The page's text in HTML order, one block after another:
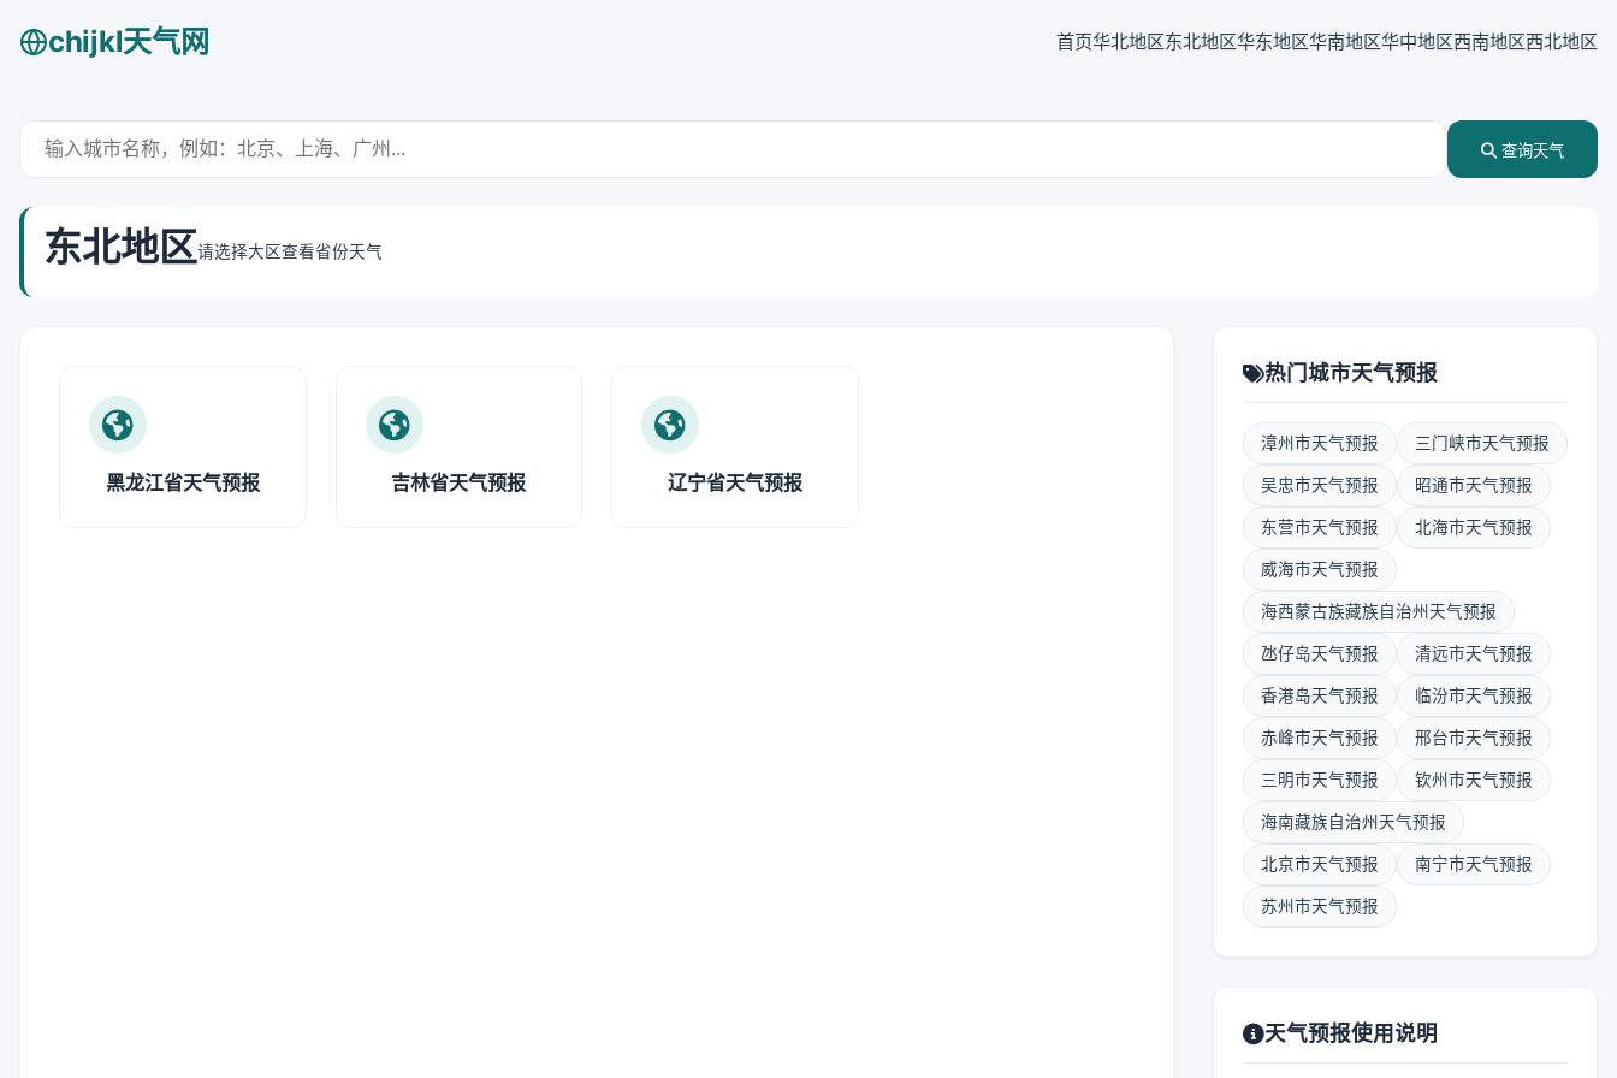
chijkl天气网 首页华北地区东北地区华东地区华南地区华中地区西南地区西北地区
查询天气
东北地区请选择大区查看省份天气
黑龙江省天气预报 吉林省天气预报 辽宁省天气预报
热门城市天气预报
漳州市天气预报 三门峡市天气预报
吴忠市天气预报 昭通市天气预报
东营市天气预报 北海市天气预报
威海市天气预报
海西蒙古族藏族自治州天气预报
氹仔岛天气预报 清远市天气预报
香港岛天气预报 临汾市天气预报
赤峰市天气预报 邢台市天气预报
三明市天气预报 钦州市天气预报
海南藏族自治州天气预报
北京市天气预报 南宁市天气预报
苏州市天气预报
天气预报使用说明